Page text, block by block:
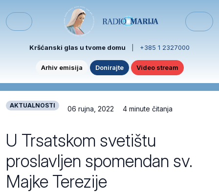
Menu
Kršćanski glas u tvome domu +385 1 2327000
Arhiv emisija Donirajte Video stream
AKTUALNOSTI 06 rujna, 2022 4 minute čitanja
U Trsatskom svetištu
proslavljen spomendan sv.
Majke Terezije